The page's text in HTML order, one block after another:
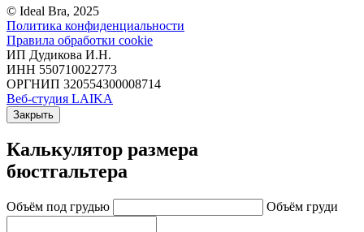
© Ideal Bra, 2025
Политика конфиденциальности
Правила обработки cookie
ИП Дудикова И.Н.
ИНН 550710022773
ОРГНИП 320554300008714
Веб-студия LAIKA
Закрыть
Калькулятор размера
бюстгальтера
Объём под грудью Объём груди